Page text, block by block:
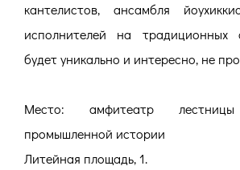
кантелистов, ансамбля
исполнителей на традиционных
будет уникально и интересно, не
Место: амфитеатр
промышленной истории
Литейная площадь, 1.